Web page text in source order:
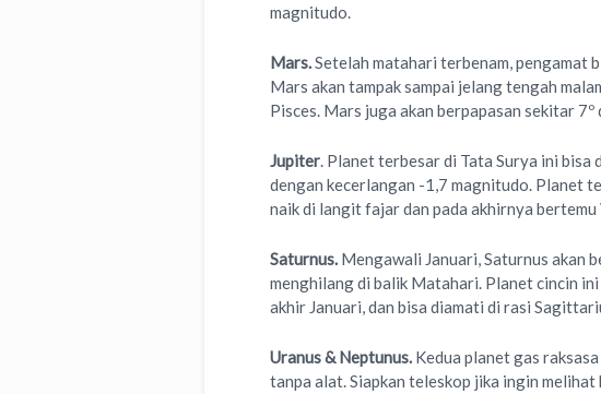
magnitudo.
Mars.Setelah matahari terbenam, pengamat
Mars akan tampak sampai jelang tengah
Pisces. Mars juga akan berpapasan sekitar
Jupiter. Planet terbesar di Tata Surya ini
dengan kecerlangan -1,7 magnitudo. Planet
naik di langit fajar dan pada akhirnya
Saturnus. Mengawali Januari, Saturnus akan
menghilang di balik Matahari. Planet cincin
akhir Januari, dan bisa diamati di rasi
Uranus & Neptunus. Kedua planet gas
tanpa alat. Siapkan teleskop jika ingin